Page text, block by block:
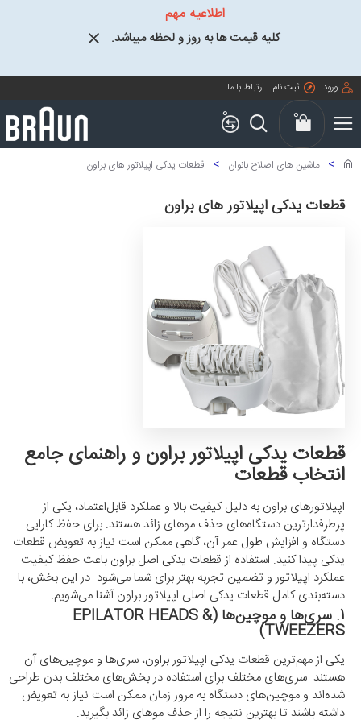
اطلاعیه مهم
کلیه قیمت ها به روز و لحظه میباشد.
ورود ثبت نام ارتباط با ما
0 0
ماشین های اصلاح بانوان قطعات یدکی اپیلاتور های براون
قطعات یدکی اپیلاتور های براون
قطعات یدکی اپیلاتور براون و راهنمای جامع
انتخاب قطعات
اپیلاتورهای براون به دلیل کیفیت بالا و عملکرد قابل‌اعتماد، یکی از
پرطرفدارترین دستگاه‌های حذف موهای زائد هستند. برای حفظ کارایی
دستگاه و افزایش طول عمر آن، گاهی ممکن است نیاز به تعویض قطعات
یدکی پیدا کنید. استفاده از قطعات یدکی اصل براون باعث حفظ کیفیت
عملکرد اپیلاتور و تضمین تجربه بهتر برای شما می‌شود. در این بخش، با
دسته‌بندی کامل قطعات یدکی اصلی اپیلاتور براون آشنا می‌شویم.
1. سری‌ها و موچین‌ها (EPILATOR HEADS &
TWEEZERS)
یکی از مهم‌ترین قطعات یدکی اپیلاتور براون، سری‌ها و موچین‌های آن
هستند. سری‌های مختلف برای استفاده در بخش‌های مختلف بدن طراحی
شده‌اند و موچین‌های دستگاه به مرور زمان ممکن است نیاز به تعویض
داشته باشند تا بهترین نتیجه را از حذف موهای زائد بگیرید.